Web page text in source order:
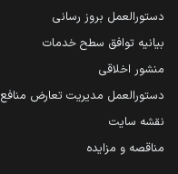
دستورالعمل بروز رسانی
بیانیه توافق سطح خدمات
منشور اخلاقی
دستورالعمل مدیریت تعارض منافع
نقشه سایت
مناقصه و مزایده